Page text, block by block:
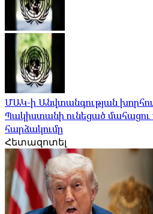
ՄԱԿ-ի Անվտանգության
Պակիստանի ունեցած
հարձակումը
Հետազոտել